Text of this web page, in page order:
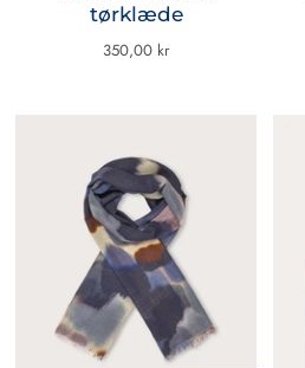
tørklæde
350,00 kr